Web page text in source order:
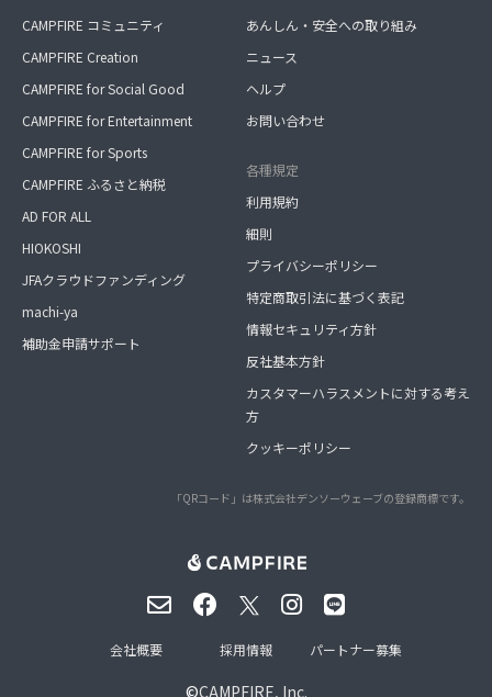
CAMPFIRE コミュニティ
CAMPFIRE Creation
CAMPFIRE for Social Good
CAMPFIRE for Entertainment
CAMPFIRE for Sports
CAMPFIRE ふるさと納税
AD FOR ALL
HIOKOSHI
JFAクラウドファンディング
machi-ya
補助金申請サポート
あんしん・安全への取り組み
ニュース
ヘルプ
お問い合わせ
各種規定
利用規約
細則
プライバシーポリシー
特定商取引法に基づく表記
情報セキュリティ方針
反社基本方針
カスタマーハラスメントに対する考え
方
クッキーポリシー
「QRコード」は株式会社デンソーウェーブの登録商標です。
©CAMPFIRE, Inc.
会社概要 採用情報 パートナー募集